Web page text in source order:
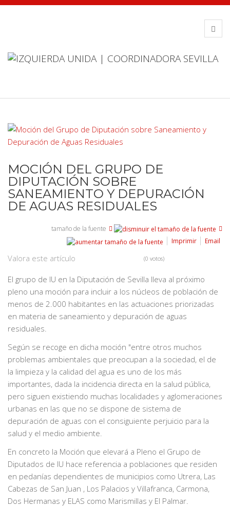
MOCIÓN DEL GRUPO DE
DIPUTACIÓN SOBRE
SANEAMIENTO Y DEPURACIÓN
DE AGUAS RESIDUALES
tamaño de la fuente
Imprimir
Email
Valora este artículo (0 votos)
El grupo de IU en la Diputación de Sevilla lleva al próximo
pleno una moción para incluir a los núcleos de población de
menos de 2.000 habitantes en las actuaciones priorizadas
en materia de saneamiento y depuración de aguas
residuales.
Según se recoge en dicha moción "entre otros muchos
problemas ambientales que preocupan a la sociedad, el de
la limpieza y la calidad del agua es uno de los más
importantes, dada la incidencia directa en la salud pública,
pero siguen existiendo muchas localidades y aglomeraciones
urbanas en las que no se dispone de sistema de
depuración de aguas con el consiguiente perjuicio para la
salud y el medio ambiente.
En concreto la Moción que elevará a Pleno el Grupo de
Diputados de IU hace referencia a poblaciones que residen
en pedanías dependientes de municipios como Utrera, Las
Cabezas de San Juan , Los Palacios y Villafranca, Carmona,
Dos Hermanas y ELAS como Marismillas y El Palmar.